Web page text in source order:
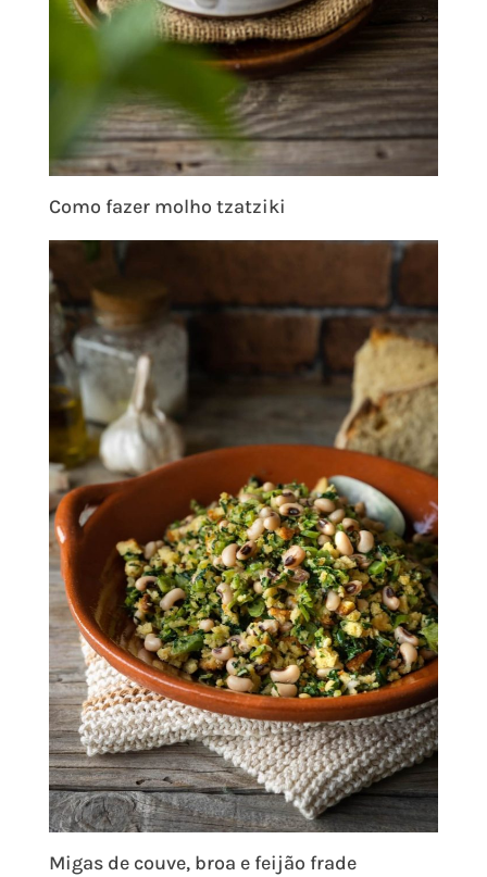
Como fazer molho tzatziki
Migas de couve, broa e feijão frade